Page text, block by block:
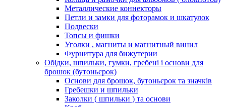
Металлические коннекторы
Петли и замки для фоторамок и шкатулок
Подвески
Топсы и фишки
Уголки , магниты и магнитный винил
Фурнитура для бижутерии
Обідки, шпильки, гумки, гребені і основи для
брошок (бутоньєрок)
Основи для брошок, бутоньєрок та значків
Гребешки и шпильки
Заколки ( шпильки ) та основи